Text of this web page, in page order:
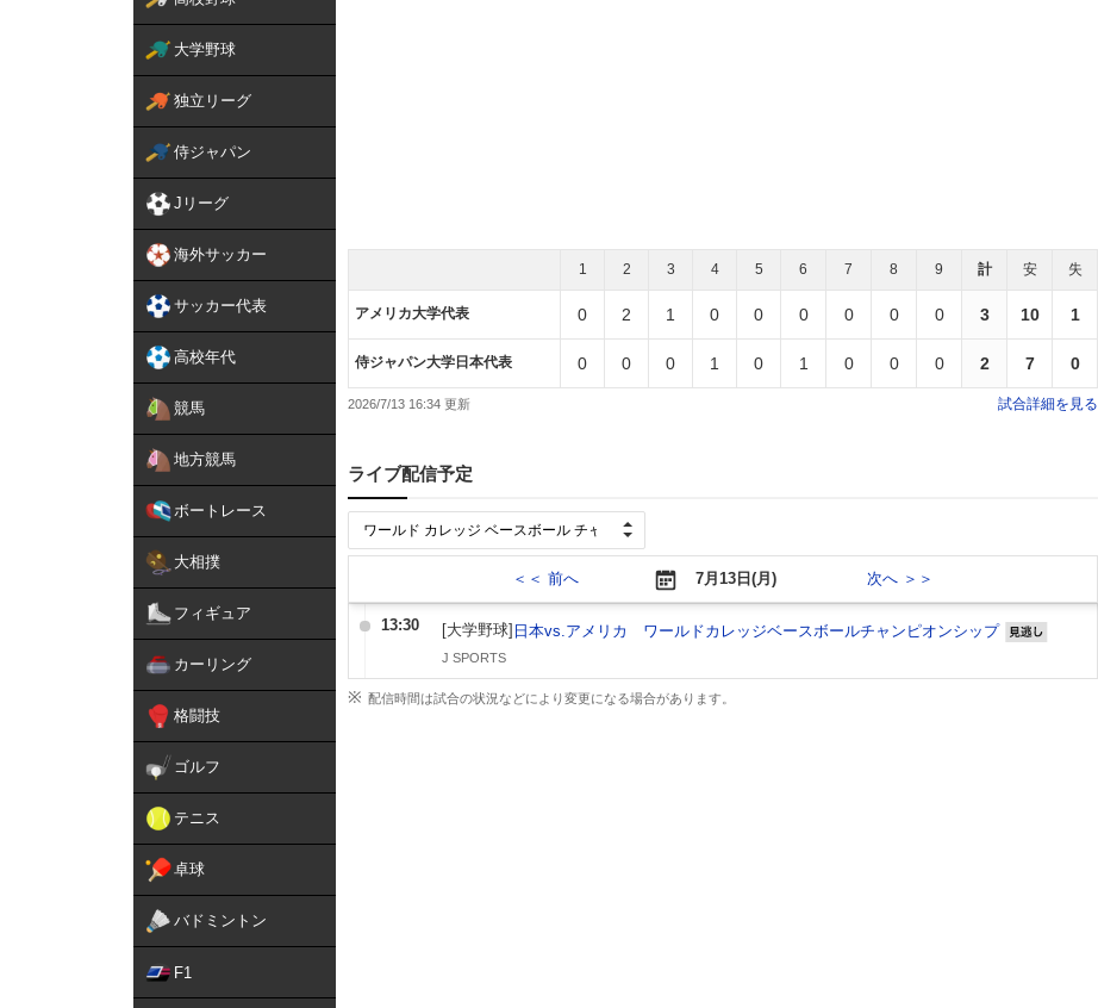
大学野球
独立リーグ
侍ジャパン
Jリーグ
海外サッカー
サッカー代表
高校年代
競馬
地方競馬
ボートレース
大相撲
フィギュア
カーリング
格闘技
ゴルフ
テニス
卓球
バドミントン
F1
1 2 3 4 5 6 7 8 9 計 安 失
アメリカ大学代表 0 2 1 0 0 0 0 0 0 3 10 1
侍ジャパン大学日本代表 0 0 0 1 0 1 0 0 0 2 7 0
2026/7/13 16:34 試合詳細を見る
ライブ配信予定
＜＜ 前へ 7月13日(月) 次へ ＞＞
13:30 [大学野球] 日本vs.アメリカ ワールドカレッジベースボールチャンピオンシップ
J SPORTS
配信時間は試合の状況などにより変更になる場合があります。